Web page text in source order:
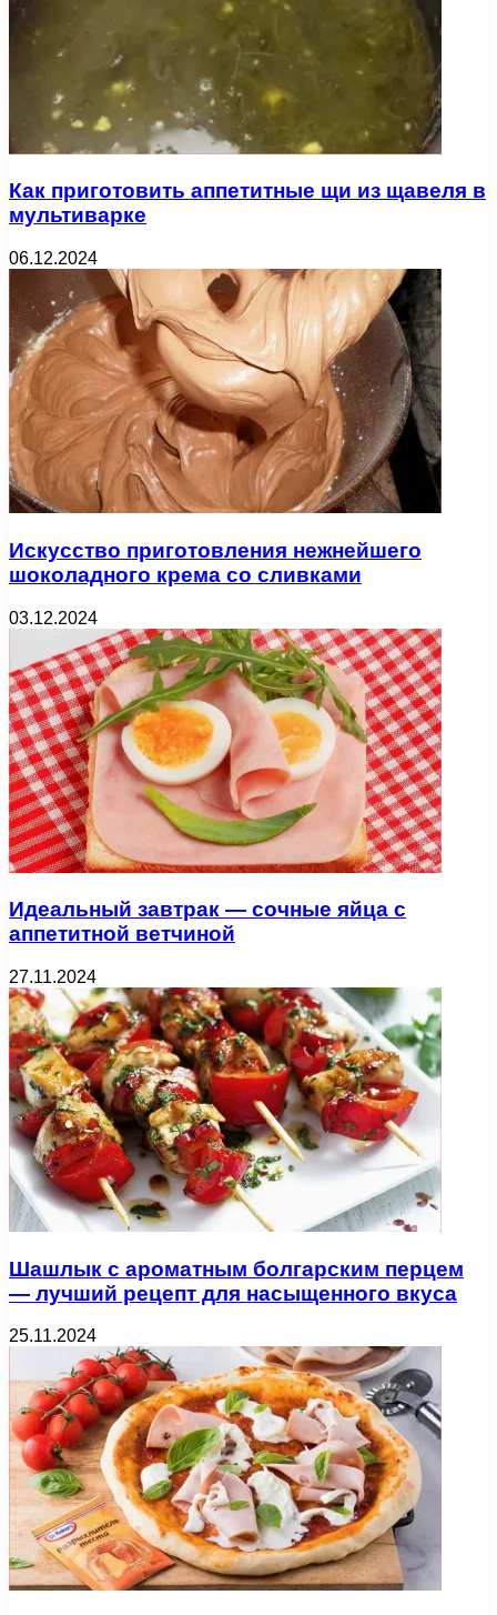
Как приготовить аппетитные щи из щавеля в
мультиварке
06.12.2024
Искусство приготовления нежнейшего
шоколадного крема со сливками
03.12.2024
Идеальный завтрак — сочные яйца с
аппетитной ветчиной
27.11.2024
Шашлык с ароматным болгарским перцем
— лучший рецепт для насыщенного вкуса
25.11.2024